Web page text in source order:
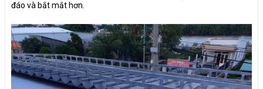
đáo và bắt mắt hơn.